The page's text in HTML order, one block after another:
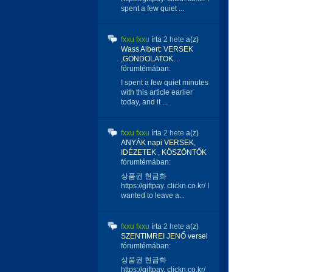
spent a few quiet ...
fxxu fxxu írta 2 hete a(z)
Wass Albert: VERSEK
,GONDOLATOK...
fórumtémában:
I spent a few quiet minutes
with this article earlier
today, and it ...
fxxu fxxu írta 2 hete a(z)
ANYÁK napi VERSEK,
IDÉZETEK , KÖSZÖNTŐK
fórumtémában:
상품권 현금화
https://giftpay. clickn.co.kr/ I
wanted to leave a...
fxxu fxxu írta 2 hete a(z)
SZENTIMREI JENŐ versei
fórumtémában:
상품권 현금화
https://giftpay. clickn.co.kr/